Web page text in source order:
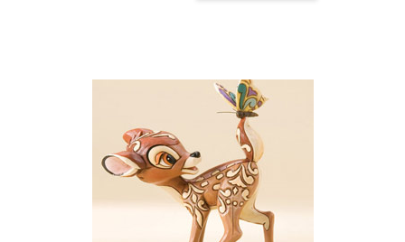
Figura de Bambi Disney Traditions
Tierna figura de Bambi basado en
el clásico de 1942 de Walt Disney.
Con esta figura de cerca de 12